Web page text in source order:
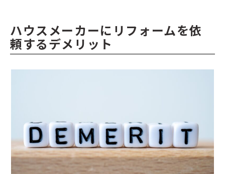
ハウスメーカーにリフォームを依
頼するデメリット